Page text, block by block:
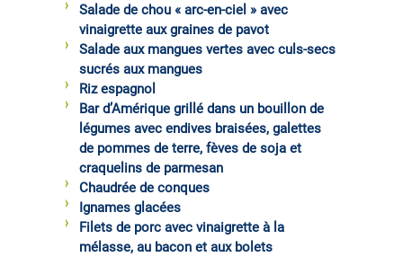
Salade de chou « arc-en-ciel » avec
vinaigrette aux graines de pavot
Salade aux mangues vertes avec culs-secs
sucrés aux mangues
Riz espagnol
Bar d’Amérique grillé dans un bouillon de
légumes avec endives braisées, galettes
de pommes de terre, fèves de soja et
craquelins de parmesan
Chaudrée de conques
Ignames glacées
Filets de porc avec vinaigrette à la
mélasse, au bacon et aux bolets